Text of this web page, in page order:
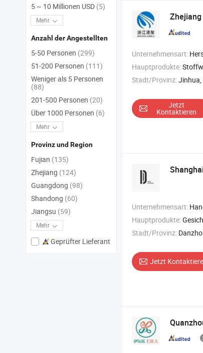
Zhejiang
Unternehmensart:
Hauptprodukte:Stoffwindel ,
Stadt/Provinz:Jinhua,
Jetzt
Kontaktieren
Unternehmensart:
Hauptprodukte:
Stadt/Provinz:
Jetzt
5 ~ 10 Millionen USD (5)
Mehr
Anzahl der Angestellten
5-50 Personen (299)
51-200 Personen (111)
Weniger als 5 Personen
(88)
201-500 Personen (20)
Über 1000 Personen (6)
Mehr
Provinz und Region
Fujian (135)
Zhejiang (124)
Guangdong (98)
Shandong (60)
Jiangsu (59)
Mehr
Geprüfter Lieferant